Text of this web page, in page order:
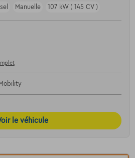
Manuelle 107 kW ( 145 CV )
le véhicule